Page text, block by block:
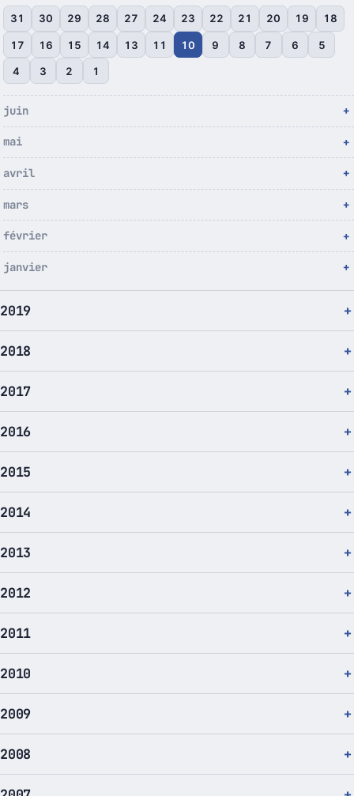
31 30 29 28 27 24 23 22 21 20 19 18
17 16 15 14 13 11 10 9 8 7 6 5
4 3 2 1
juin
mai
avril
mars
février
janvier
2019
2018
2017
2016
2015
2014
2013
2012
2011
2010
2009
2008